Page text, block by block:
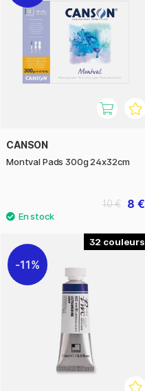
CANSON
Montval Pads 300g 24x32cm
8 €
10 €
32
11%